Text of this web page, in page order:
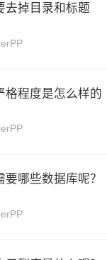
去掉目录和标题
格程度是怎么样的
哪些数据库呢？